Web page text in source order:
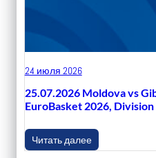
24 июля 2026
25.07.2026 Moldova vs
EuroBasket 2026, Division
Читать далее